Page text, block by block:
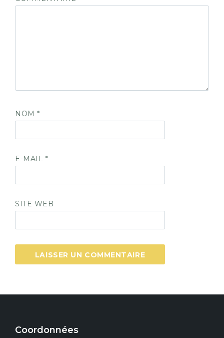
NOM*
E-MAIL *
SITE WEB
Coordonnées